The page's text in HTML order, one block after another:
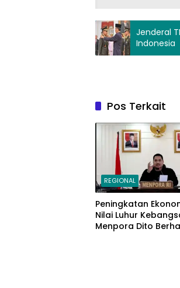
Jenderal
Indonesia
Pos Terkait
REGIONAL
Peningkatan
Nilai Luhur
Menpora Dito